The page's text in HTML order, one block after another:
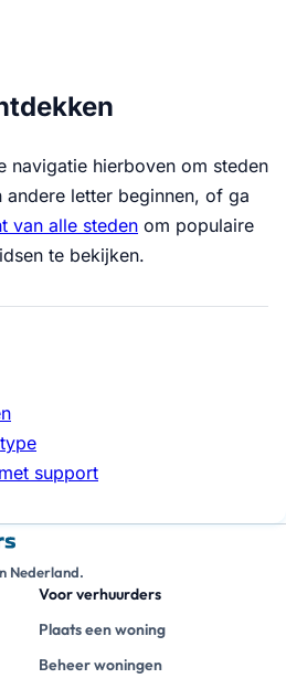
navigatie hierboven om steden
letter beginnen, of ga
van alle steden om populaire
te bekijken.
support
Nederland.
Voor verhuurders
Plaats een woning
Beheer woningen